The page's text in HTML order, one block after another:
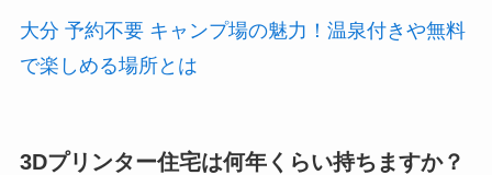
大分 予約不要 キャンプ場の魅力！温泉付きや無料
で楽しめる場所とは
3Dプリンター住宅は何年くらい持ちますか？